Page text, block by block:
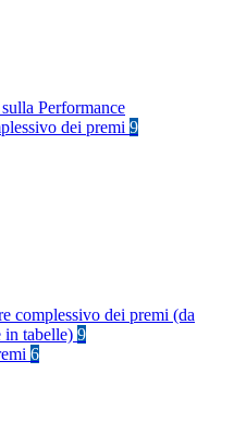
Performance
dei premi 9
complessivo dei premi (da
in tabelle) 9
6